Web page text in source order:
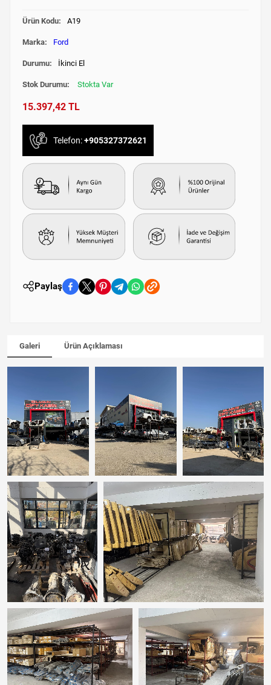
Ürün Kodu: A19
Marka: Ford
Durumu: İkinci El
Stok Durumu: Stokta Var
15.397,42 TL
Telefon:+905327372621
Paylaş
Galeri Ürün Açıklaması